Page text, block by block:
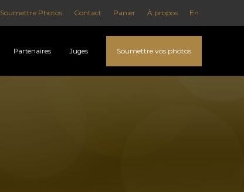
Soumettre Photos Contact Panier À propos En
Partenaires Juges Soumettre vos photos